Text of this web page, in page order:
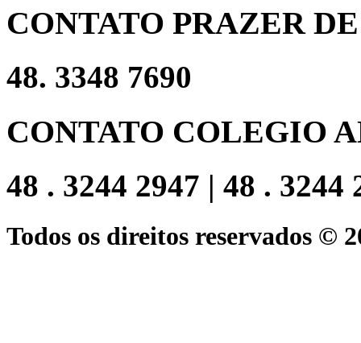
CONTATO PRAZER
48. 3348 7690
CONTATO COLEGIO
48 . 3244 2947 | 48 . 3244
Todos os direitos reservados ©